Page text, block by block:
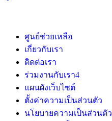
ศูนย์ช่วยเหลือ
เกี่ยวกับเรา
ติดต่อเรา
ร่วมงานกับเรา4
แผนผังเว็บไซต์
ตั้งค่าความเป็นส่วนตัว
นโยบายความเป็นส่วนตัว